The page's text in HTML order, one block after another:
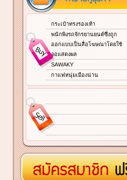
กระเป๋าทรงรองเท้า
พนักพิงรถจักรยานยนต์ซึ่งถูก
ออกแบบเป็นสื่อโฆษณาโดยใช้
จอแสดงผล
SAWAKY
กาแฟหนุ่มเมืองน่าน